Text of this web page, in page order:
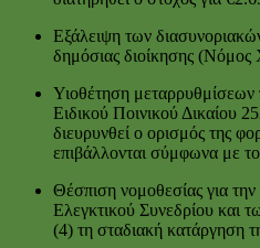
Εξάλειψη των
δημόσιας διοίκησης
Υιοθέτηση μεταρρυθμίσεων
Ειδικού Ποινικού Δικαίου
διευρυνθεί ο ορισμός της
επιβάλλονται σύμφωνα με
Θέσπιση νομοθεσίας για
Ελεγκτικού Συνεδρίου και
(4) τη σταδιακή κατάργηση